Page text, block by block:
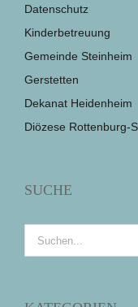
Datenschutz
Kinderbetreuung
Gemeinde Steinheim
Gerstetten
Dekanat Heidenheim
Diözese Rottenburg-
SUCHE
Suche
nach: